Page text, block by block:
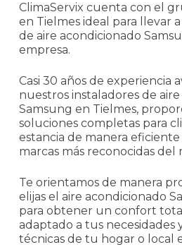
ClimaServix cuenta con el
en Tielmes ideal para llevar
de aire acondicionado
empresa.
Casi 30 años de experiencia
nuestros instaladores de
Samsung en Tielmes,
soluciones completas para
estancia de manera
marcas más reconocidas del
Te orientamos de manera
elijas el aire acondicionado
para obtener un confort
adaptado a tus necesidades
técnicas de tu hogar o local